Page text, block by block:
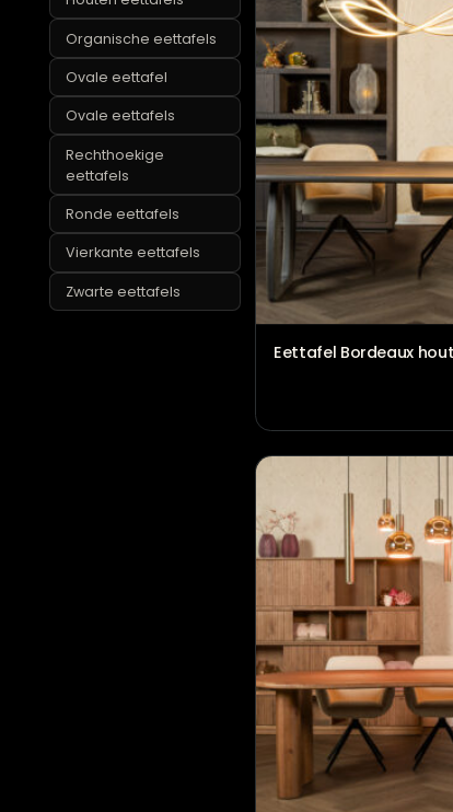
Eiken eettafels
Houten eettafels
Organische eettafels
Ovale eettafel
Ovale eettafels
Rechthoekige
eettafels
Ronde eettafels